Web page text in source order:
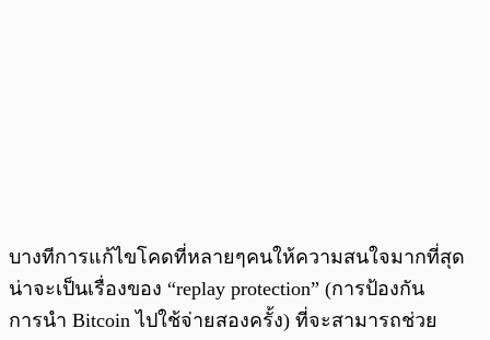
บางทีการแก้ไขโคดที่หลายๆคนให้ความสนใจมากที่สุด
น่าจะเป็นเรื่องของ “replay protection” (การป้องกัน
การนำ Bitcoin ไปใช้จ่ายสองครั้ง) ที่จะสามารถช่วย